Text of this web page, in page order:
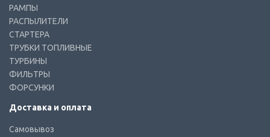
РАМПЫ
РАСПЫЛИТЕЛИ
СТАРТЕРА
ТРУБКИ ТОПЛИВНЫЕ
ТУРБИНЫ
ФИЛЬТРЫ
ФОРСУНКИ
Доставка и оплата
Самовывоз